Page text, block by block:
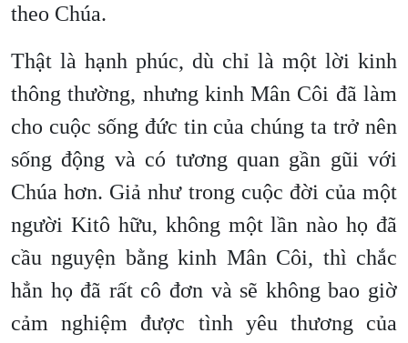
theo Chúa.
Thật là hạnh phúc, dù chỉ là một lời kinh
thông thường, nhưng kinh Mân Côi đã làm
cho cuộc sống đức tin của chúng ta trở nên
sống động và có tương quan gần gũi với
Chúa hơn. Giả như trong cuộc đời của một
người Kitô hữu, không một lần nào họ đã
cầu nguyện bằng kinh Mân Côi, thì chắc
hẳn họ đã rất cô đơn và sẽ không bao giờ
cảm nghiệm được tình yêu thương của